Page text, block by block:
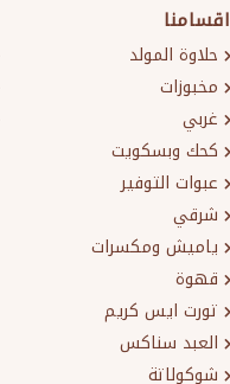
اقسامنا
حلاوة المولد
مخبوزات
غربي
كحك وبسكويت
عبوات التوفير
شرقي
ياميش ومكسرات
قهوة
تورت ايس كريم
العبد سناكس
شوكولاتة